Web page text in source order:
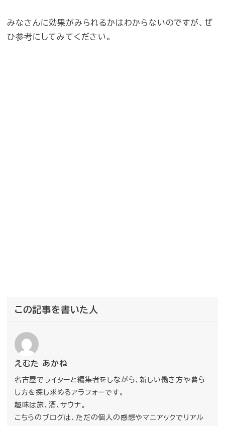
みなさんに効果がみられるかはわからないのですが、ぜ
ひ参考にしてみてください。
この記事を書いた人
えむた あかね
名古屋でライターと編集者をしながら、新しい働き方や暮ら
し方を探し求めるアラフォーです。
趣味は旅、酒、サウナ。
こちらのブログは、ただの個人の感想やマニアックでリアル